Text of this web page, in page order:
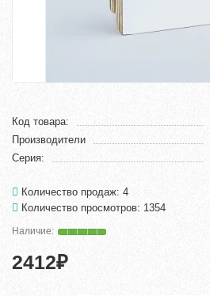
Код товара:
Производители
Серия:
Количество продаж: 4
Количество просмотров: 1354
2412₽